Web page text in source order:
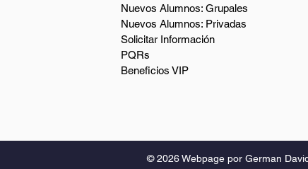
Nuevos Alumnos: Grupales
Nuevos Alumnos: Privadas
Solicitar Información
PQRs
Beneficios VIP
© 2026Webpage por German